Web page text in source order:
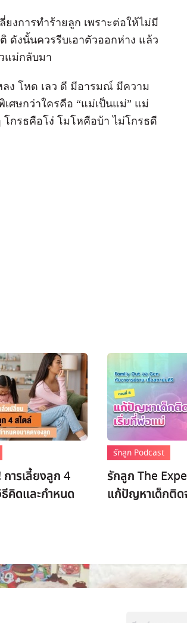
งการทำร้ายลูก เพราะต่อให้ไม่มี
ดังนั้นควรรีบเอาตัวออกห่าง แล้ว
แม่กลับมา
ง โหด เลว ดี มีอารมณ์ มีความ
ศษกว่าใครคือ “แม่เป็นแม่” แม่
โกรธคือโง่ โมโหคือบ้า ไม่โกรธดี
ารเลี้ยงลูก 4
คิดและกำหนด
รักลูก Podcast
รักลูก The
แก้ปัญหาเด็กติ